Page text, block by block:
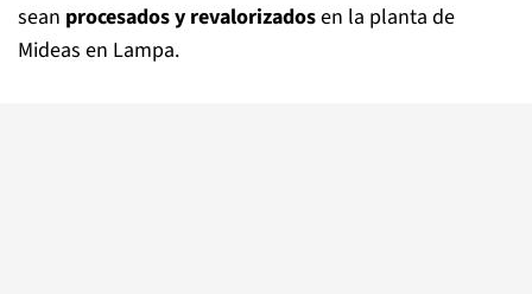
sean procesados y revalorizadosen la planta de
Mideas en Lampa.